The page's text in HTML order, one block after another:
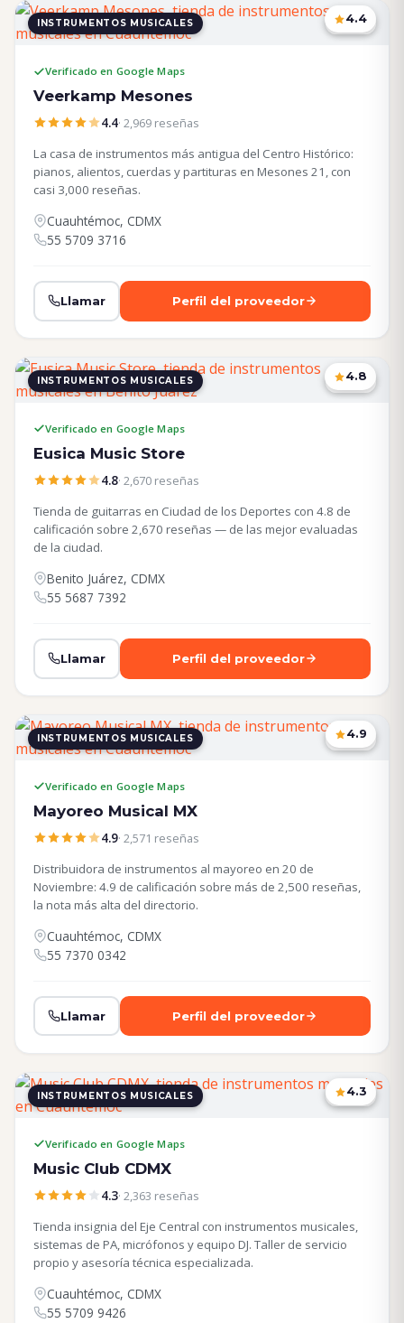
INSTRUMENTOS MUSICALES CDMX
4.4
Verificado en Google Maps
Veerkamp Mesones
4.4· 2,969 reseñas
La casa de instrumentos más antigua del Centro Histórico:
pianos, alientos, cuerdas y partituras en Mesones 21, con
casi 3,000 reseñas.
Cuauhtémoc, CDMX
55 5709 3716
Llamar Perfil del proveedor
INSTRUMENTOS MUSICALES CDMX
4.8
Verificado en Google Maps
Eusica Music Store
4.8· 2,670 reseñas
Tienda de guitarras en Ciudad de los Deportes con 4.8 de
calificación sobre 2,670 reseñas — de las mejor evaluadas
de la ciudad.
Benito Juárez, CDMX
55 5687 7392
Llamar Perfil del proveedor
INSTRUMENTOS MUSICALES CDMX
4.9
Verificado en Google Maps
Mayoreo Musical MX
4.9· 2,571 reseñas
Distribuidora de instrumentos al mayoreo en 20 de
Noviembre: 4.9 de calificación sobre más de 2,500 reseñas,
la nota más alta del directorio.
Cuauhtémoc, CDMX
55 7370 0342
Llamar Perfil del proveedor
INSTRUMENTOS MUSICALES CDMX
4.3
Verificado en Google Maps
Music Club CDMX
4.3· 2,363 reseñas
Tienda insignia del Eje Central con instrumentos musicales,
sistemas de PA, micrófonos y equipo DJ. Taller de servicio
propio y asesoría técnica especializada.
Cuauhtémoc, CDMX
55 5709 9426